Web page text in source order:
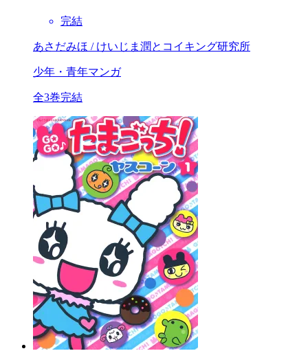
完結
あさだみほ / けいじま潤とコイキング研究所
少年・青年マンガ
全3巻完結